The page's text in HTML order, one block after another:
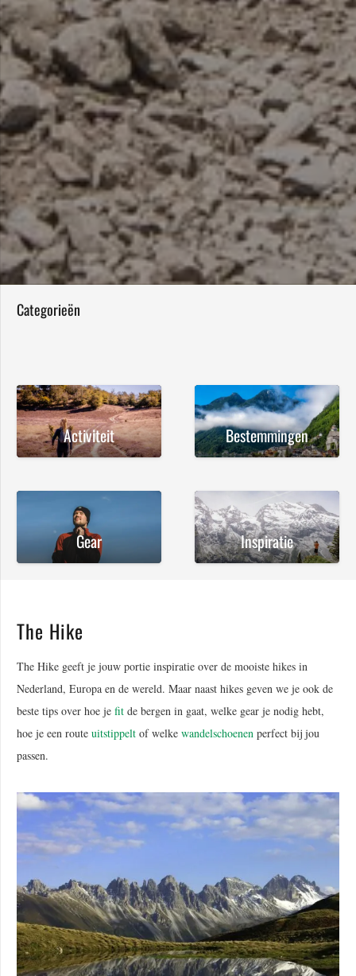
Categorieën
Activiteit Bestemmingen
Gear Inspiratie
The Hike
The Hike geeft je jouw portie inspiratie over de mooiste hikes in
Nederland, Europa en de wereld. Maar naast hikes geven we je ook de
beste tips over hoe je fit de bergen in gaat, welke gear je nodig hebt,
hoe je een route uitstippelt of welke wandelschoenen perfect bij jou
passen.